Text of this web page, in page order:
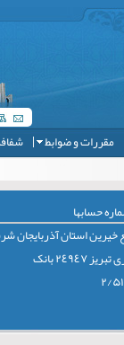
مقررات و ضوابط
حسابها
استان آذربايجان
بانک